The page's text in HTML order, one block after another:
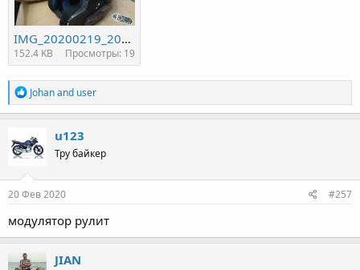
IMG_20200219_202810.jpg
152.4 KB Просмотры: 19
R
e
a
t
i
n
s
Johanand user
u123
Тру байкер
20 Фев 2020 #257
модулятор рулит
JIAN